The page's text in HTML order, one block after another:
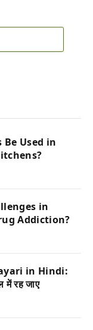
Be Used in
in
Addiction?
in Hindi:
में रह जाए